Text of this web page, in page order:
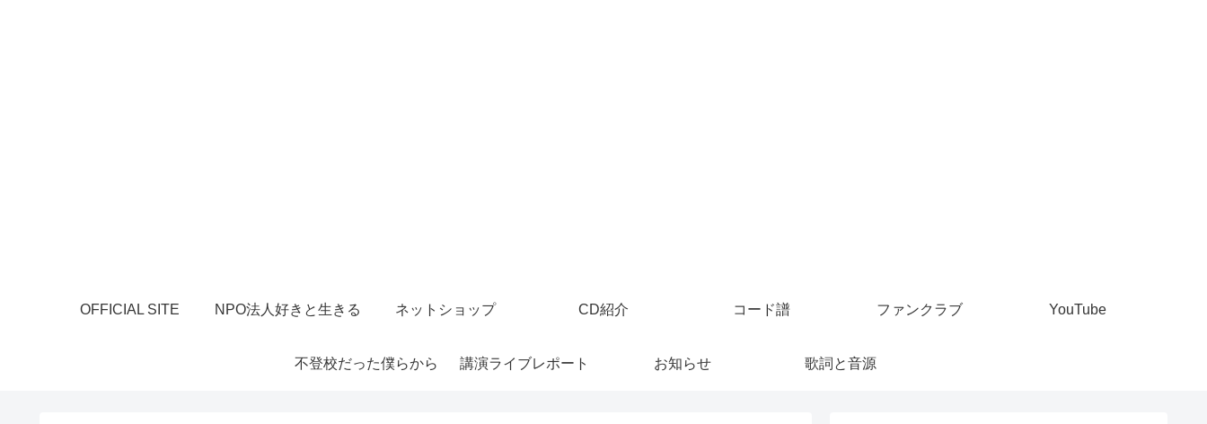
OFFICIAL SITE NPO法人好きと生きる ネットショップ CD紹介 コード譜 ファンクラブ YouTube
不登校だった僕らから 講演ライブレポート お知らせ 歌詞と音源